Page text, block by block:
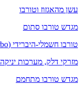
עשן מהאגזוז וטורבו
מגדש טורבו סתום
טורבו חשמלי-היברידי (E-Turbo)
מזרקי דלק, מערכות
מגדש טורבו מתחמם